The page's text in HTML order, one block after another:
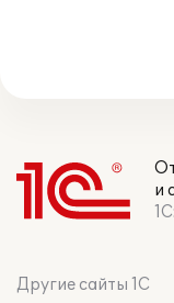
и
Другие сайты 1С